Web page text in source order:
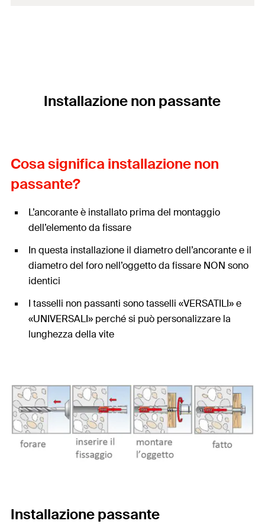
Installazione non passante
Cosa significa installazione non
passante?
L’ancorante è installato prima del montaggio
dell’elemento da fissare
In questa installazione il diametro dell’ancorante e il
diametro del foro nell’oggetto da fissare NON sono
identici
I tasselli non passanti sono tasselli «VERSATILI» e
«UNIVERSALI» perché si può personalizzare la
lunghezza della vite
Installazione passante